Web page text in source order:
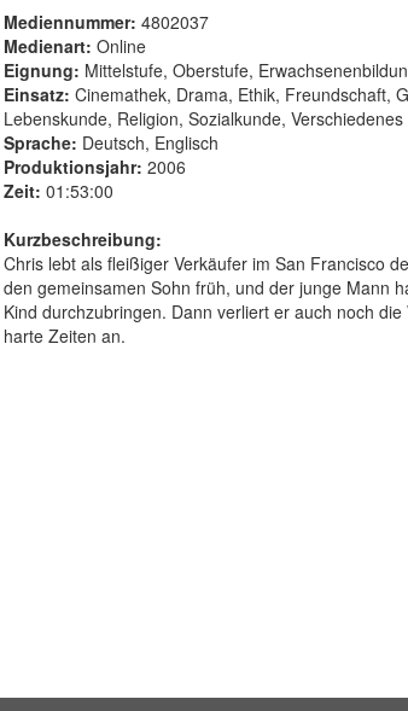
Mediennummer: 4802037
Medienart: Online
Eignung: Mittelstufe, Oberstufe,
Einsatz: Cinemathek, Drama, Ethik, Freundschaft,
Lebenskunde, Religion, Sozialkunde, Verschiedenes
Sprache: Deutsch, Englisch
Produktionsjahr: 2006
Zeit: 01:53:00
Kurzbeschreibung:
Chris lebt als fleißiger Verkäufer im San Francisco
den gemeinsamen Sohn früh, und der junge Mann
Kind durchzubringen. Dann verliert er auch noch
harte Zeiten an.